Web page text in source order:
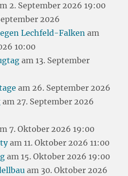
2. September 2026 19:00
2026
Lechfeld-Falken am
10:00
am 13. September
am 26. September 2026
am 27. September 2026
7. Oktober 2026 19:00
am 11. Oktober 2026 11:00
am 15. Oktober 2026 19:00
am 30. Oktober 2026